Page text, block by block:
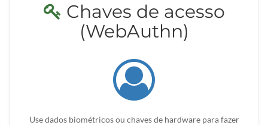
Chaves de acesso
(WebAuthn)
Use dados biométricos ou chaves de hardware para fazer